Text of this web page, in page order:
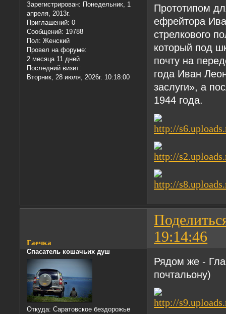
Зарегистрирован: Понедельник, 1
апреля, 2013г.
Приглашений: 0
Сообщений: 19788
Пол: Женский
Провел на форуме:
2 месяца 11 дней
Последний визит:
Вторник, 28 июля, 2026г. 10:18:00
Прототипом
ефрейтора
стрелкового
который под
почту на
года Иван
заслуги», а
1944 года.
19:14:46
Гаечка
Спасатель кошачьих душ
Откуда: Саратовское бездорожье
Рядом же -
почтальону)